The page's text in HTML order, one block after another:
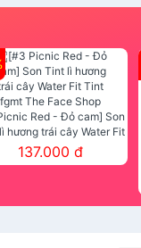
Red - Đỏ cam] Son
hương trái cây Water Fit
fgmt The Face Shop
137.000 đ